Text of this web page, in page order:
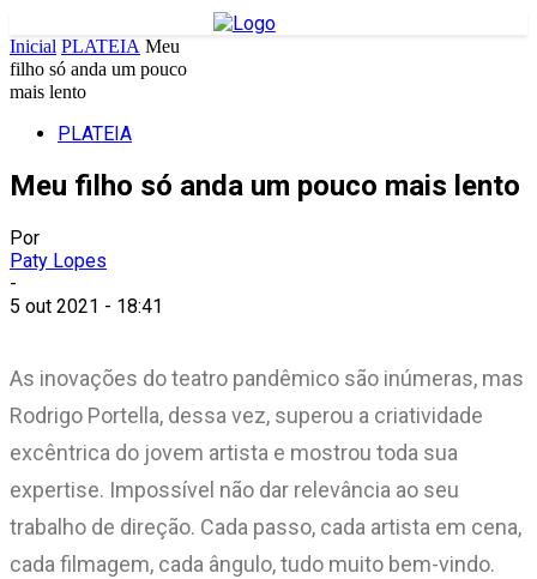
Inicial PLATEIA Meu
filho só anda um pouco
mais lento
PLATEIA
Meu filho só anda um pouco mais lento
Por
Paty Lopes
-
5 out 2021 - 18:41
As inovações do teatro pandêmico são inúmeras, mas
Rodrigo Portella, dessa vez, superou a criatividade
excêntrica do jovem artista e mostrou toda sua
expertise. Impossível não dar relevância ao seu
trabalho de direção. Cada passo, cada artista em cena,
cada filmagem, cada ângulo, tudo muito bem-vindo.